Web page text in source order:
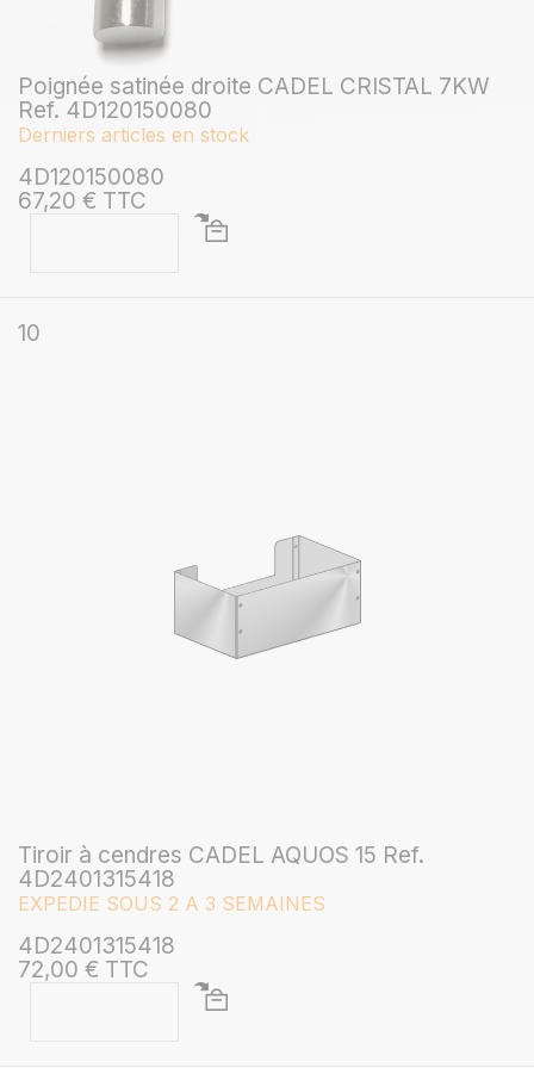
Poignée satinée droite CADEL CRISTAL 7KW
Ref. 4D120150080
Derniers articles en stock
4D120150080
67,20 € TTC
10
Tiroir à cendres CADEL AQUOS 15 Ref.
4D2401315418
EXPEDIE SOUS 2 A 3 SEMAINES
4D2401315418
72,00 € TTC